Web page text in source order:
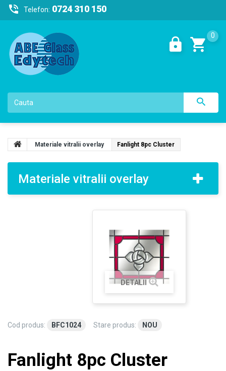
Telefon: 0724 310 150
0
Materiale vitralii overlay Fanlight 8pc Cluster
Materiale vitralii overlay
DETALII
Cod produs: BFC1024 Stare produs: NOU
Fanlight 8pc Cluster